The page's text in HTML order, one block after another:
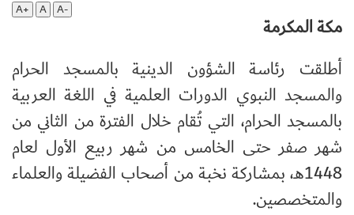
A+
A A-
مكة المكرمة
أطلقت رئاسة الشؤون الدينية بالمسجد الحرام
والمسجد النبوي الدورات العلمية في اللغة العربية
بالمسجد الحرام، التي تُقام خلال الفترة من الثاني من
شهر صفر حتى الخامس من شهر ربيع الأول لعام
1448هـ، بمشاركة نخبة من أصحاب الفضيلة والعلماء
والمتخصصين.